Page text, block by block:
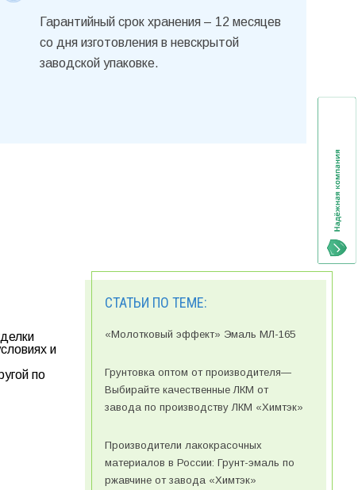
Гарантийный срок хранения – 12 месяцев
со дня изготовления в невскрытой
заводской упаковке.
и
по
СТАТЬИ ПО ТЕМЕ:
«Молотковый эффект» Эмаль МЛ-165
Грунтовка оптом от производителя—
Выбирайте качественные ЛКМ от
завода по производству ЛКМ «Химтэк»
Производители лакокрасочных
материалов в России: Грунт-эмаль по
ржавчине от завода «Химтэк»